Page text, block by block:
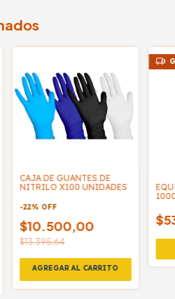
CAJA DE GUANTES DE
NITRILO X100 UNIDADES
-22% OFF
$10.500,00
$13.395,64